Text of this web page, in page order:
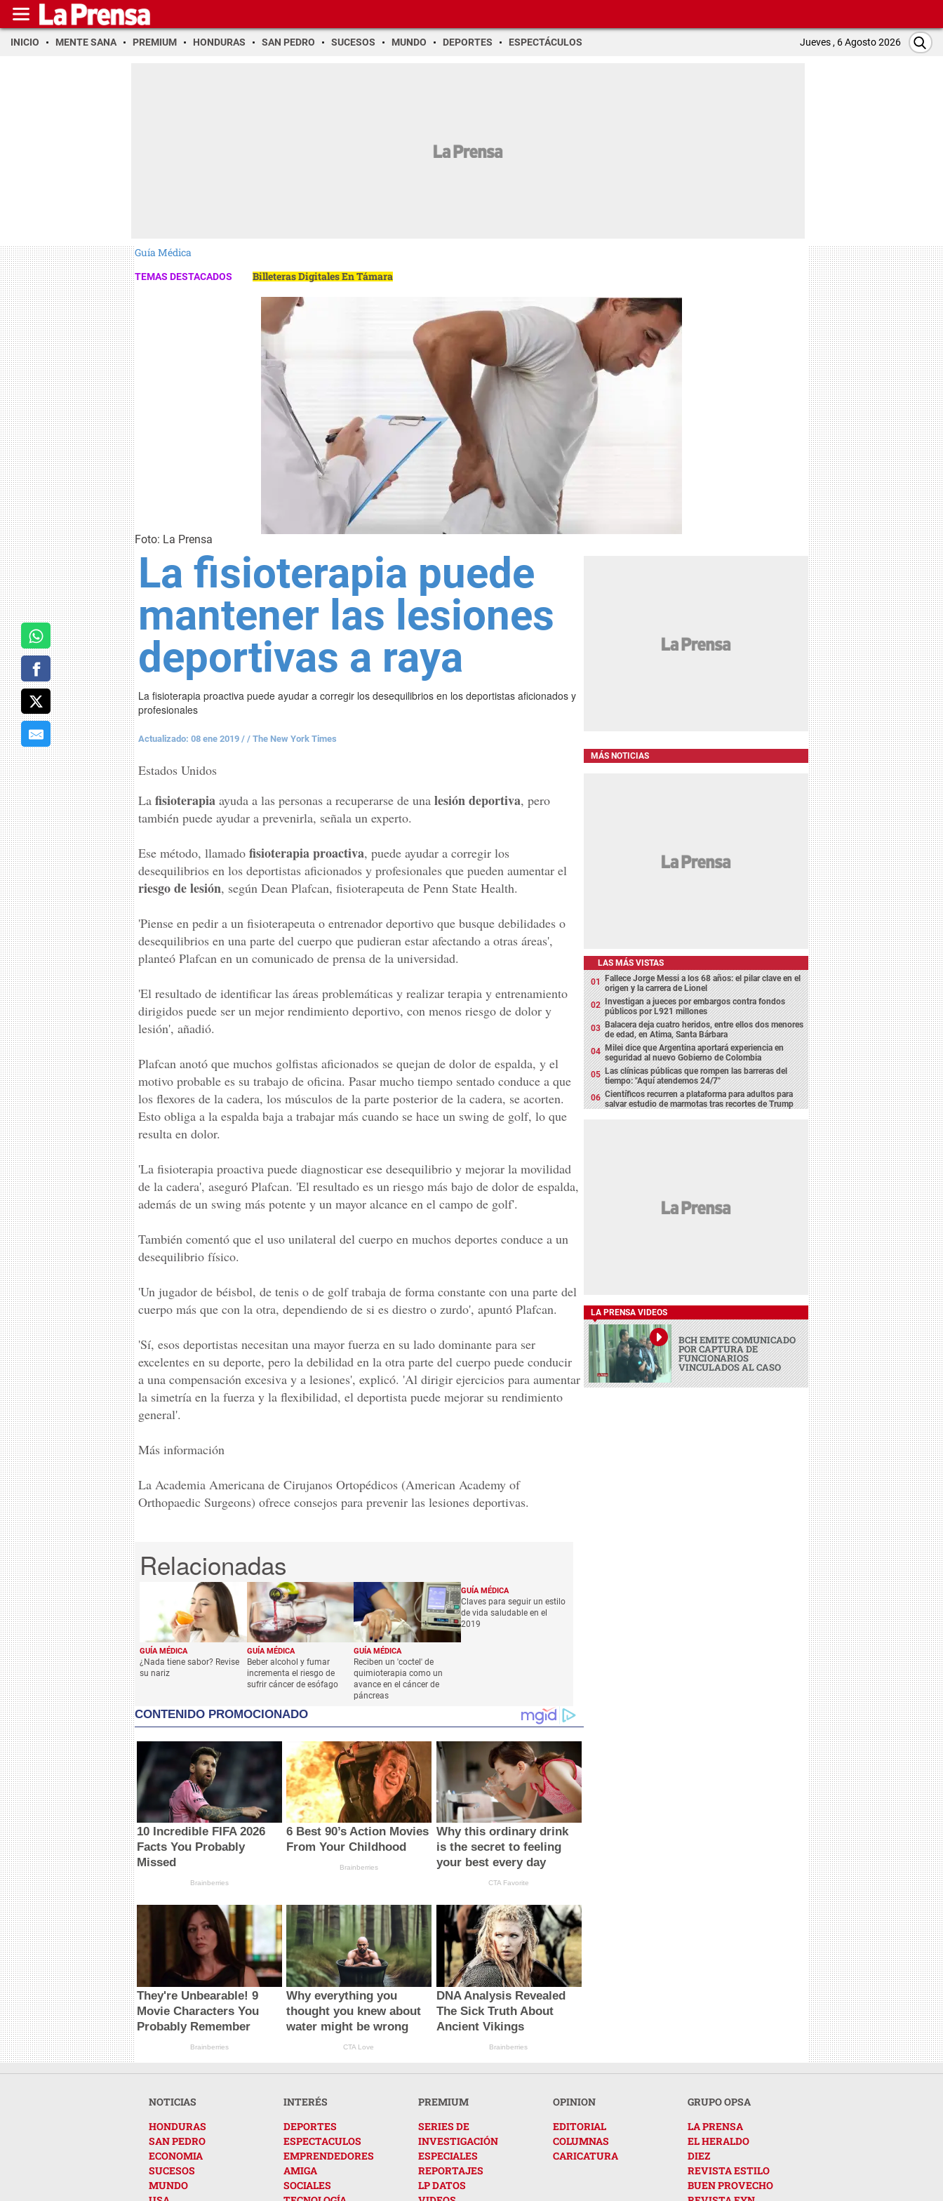
INICIO MENTE SANA PREMIUM HONDURAS SAN PEDRO SUCESOS MUNDO DEPORTES ESPECTÁCULOS Jueves , 6 Agosto 2026
Guía Médica
TEMAS DESTACADOS Billeteras Digitales En Támara
Foto: La Prensa
La fisioterapia puede
mantener las lesiones
deportivas a raya
La fisioterapia proactiva puede ayudar a corregir los desequilibrios en los deportistas aficionados y
profesionales
Actualizado: 08 ene 2019 / / The New York Times
Estados Unidos
La fisioterapia ayuda a las personas a recuperarse de una lesión deportiva, pero
también puede ayudar a prevenirla, señala un experto.
Ese método, llamado fisioterapia proactiva, puede ayudar a corregir los
desequilibrios en los deportistas aficionados y profesionales que pueden aumentar el
riesgo de lesión, según Dean Plafcan, fisioterapeuta de Penn State Health.
'Piense en pedir a un fisioterapeuta o entrenador deportivo que busque debilidades o
desequilibrios en una parte del cuerpo que pudieran estar afectando a otras áreas',
planteó Plafcan en un comunicado de prensa de la universidad.
'El resultado de identificar las áreas problemáticas y realizar terapia y entrenamiento
dirigidos puede ser un mejor rendimiento deportivo, con menos riesgo de dolor y
lesión', añadió.
Plafcan anotó que muchos golfistas aficionados se quejan de dolor de espalda, y el
motivo probable es su trabajo de oficina. Pasar mucho tiempo sentado conduce a que
los flexores de la cadera, los músculos de la parte posterior de la cadera, se acorten.
Esto obliga a la espalda baja a trabajar más cuando se hace un swing de golf, lo que
resulta en dolor.
'La fisioterapia proactiva puede diagnosticar ese desequilibrio y mejorar la movilidad
de la cadera', aseguró Plafcan. 'El resultado es un riesgo más bajo de dolor de espalda,
además de un swing más potente y un mayor alcance en el campo de golf'.
También comentó que el uso unilateral del cuerpo en muchos deportes conduce a un
desequilibrio físico.
'Un jugador de béisbol, de tenis o de golf trabaja de forma constante con una parte del
cuerpo más que con la otra, dependiendo de si es diestro o zurdo', apuntó Plafcan.
'Sí, esos deportistas necesitan una mayor fuerza en su lado dominante para ser
excelentes en su deporte, pero la debilidad en la otra parte del cuerpo puede conducir
a una compensación excesiva y a lesiones', explicó. 'Al dirigir ejercicios para aumentar
la simetría en la fuerza y la flexibilidad, el deportista puede mejorar su rendimiento
general'.
Más información
La Academia Americana de Cirujanos Ortopédicos (American Academy of
Orthopaedic Surgeons) ofrece consejos para prevenir las lesiones deportivas.
GUÍA MÉDICA
¿Nada tiene sabor? Revise
su nariz
GUÍA MÉDICA
Beber alcohol y fumar
incrementa el riesgo de
sufrir cáncer de esófago
GUÍA MÉDICA
Reciben un 'coctel' de
quimioterapia como un
avance en el cáncer de
páncreas
GUÍA MÉDICA
Claves para seguir un estilo
de vida saludable en el
2019
CONTENIDO PROMOCIONADO
10 Incredible FIFA 2026
Facts You Probably
Missed
Brainberries
6 Best 90’s Action Movies
From Your Childhood
Brainberries
Why this ordinary drink
is the secret to feeling
your best every day
CTA Favorite
They're Unbearable! 9
Movie Characters You
Probably Remember
Brainberries
Why everything you
thought you knew about
water might be wrong
CTA Love
DNA Analysis Revealed
The Sick Truth About
Ancient Vikings
Brainberries
MÁS NOTICIAS
LAS MÁS VISTAS
Fallece Jorge Messi a los 68 años: el pilar clave en el
origen y la carrera de Lionel
Investigan a jueces por embargos contra fondos
públicos por L921 millones
Balacera deja cuatro heridos, entre ellos dos menores
de edad, en Atima, Santa Bárbara
Milei dice que Argentina aportará experiencia en
seguridad al nuevo Gobierno de Colombia
Las clínicas públicas que rompen las barreras del
tiempo: "Aquí atendemos 24/7"
Científicos recurren a plataforma para adultos para
salvar estudio de marmotas tras recortes de Trump
LA PRENSA VIDEOS
BCH EMITE COMUNICADO
POR CAPTURA DE
FUNCIONARIOS
VINCULADOS AL CASO
NOTICIAS
HONDURAS
SAN PEDRO
ECONOMIA
SUCESOS
MUNDO
INTERÉS
DEPORTES
ESPECTACULOS
EMPRENDEDORES
AMIGA
SOCIALES
PREMIUM
SERIES DE
INVESTIGACIÓN
ESPECIALES
REPORTAJES
LP DATOS
OPINION
EDITORIAL
COLUMNAS
CARICATURA
GRUPO OPSA
LA PRENSA
EL HERALDO
DIEZ
REVISTA ESTILO
BUEN PROVECHO